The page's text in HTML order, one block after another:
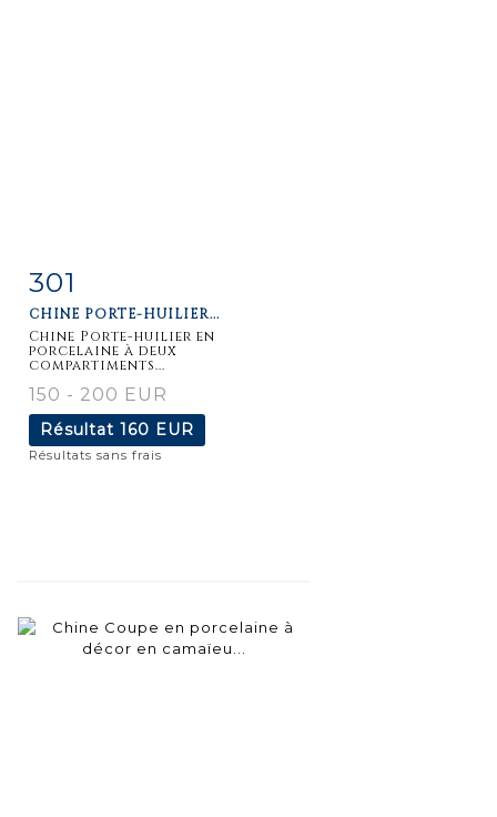
301
CHINE PORTE-HUILIER...
Chine Porte-huilier en
porcelaine à deux
compartiments...
150 - 200 EUR
Résultat 160 EUR
Résultats sans frais